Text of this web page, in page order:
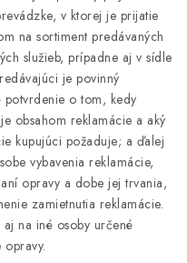
v ktorej je prijatie
na sortiment predávaných
služieb, prípadne aj v sídle
je povinný
potvrdenie o tom, kedy
obsahom reklamácie a aký
kupujúci požaduje; a ďalej
vybavenia reklamácie,
opravy a dobe jej trvania,
zamietnutia reklamácie.
na iné osoby určené